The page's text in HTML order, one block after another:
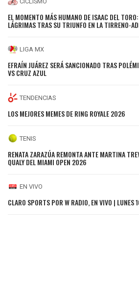
EL MOMENTO MÁS HUMANO DE ISAAC DEL
LÁGRIMAS TRAS SU TRIUNFO EN LA TIRRENO-
LIGA MX
EFRAÍN JUÁREZ SERÁ SANCIONADO TRAS
VS CRUZ AZUL
TENDENCIAS
LOS MEJORES MEMES DE RING ROYALE 2026
TENIS
RENATA ZARAZÚA REMONTA ANTE MARTINA
QUALY DEL MIAMI OPEN 2026
EN VIVO
CLARO SPORTS POR W RADIO, EN VIVO | LUNES